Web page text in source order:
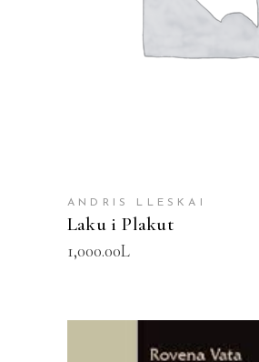
ANDRIS LLESKAI
Laku i Plakut
1,000.00L